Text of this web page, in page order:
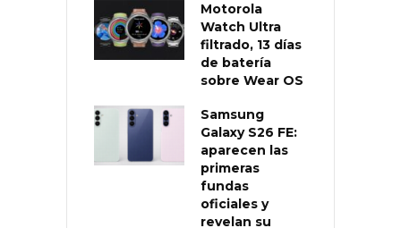
Motorola
Watch Ultra
filtrado, 13 días
de batería
sobre Wear OS
Samsung
Galaxy S26 FE:
aparecen las
primeras
fundas
oficiales y
revelan su